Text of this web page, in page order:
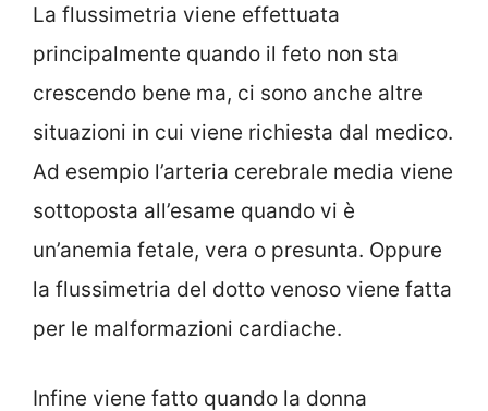
La flussimetria viene effettuata
principalmente quando il feto non sta
crescendo bene ma, ci sono anche altre
situazioni in cui viene richiesta dal medico.
Ad esempio l’arteria cerebrale media viene
sottoposta all’esame quando vi è
un’anemia fetale, vera o presunta. Oppure
la flussimetria del dotto venoso viene fatta
per le malformazioni cardiache.
Infine viene fatto quando la donna